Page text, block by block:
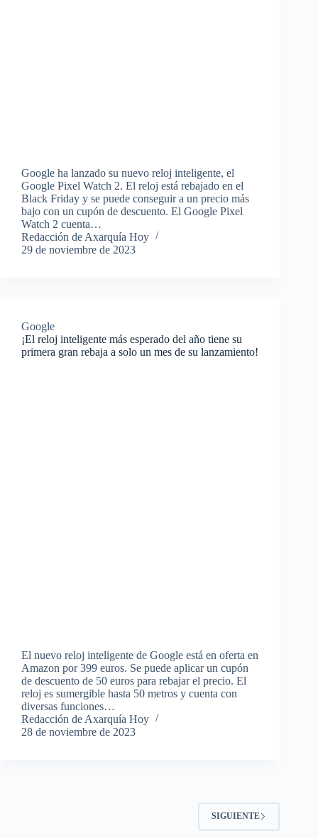
Google ha lanzado su nuevo reloj inteligente, el
Google Pixel Watch 2. El reloj está rebajado en el
Black Friday y se puede conseguir a un precio más
bajo con un cupón de descuento. El Google Pixel
Watch 2 cuenta…
Redacción de Axarquía Hoy
29 de noviembre de 2023
Google
¡El reloj inteligente más esperado del año tiene su
primera gran rebaja a solo un mes de su lanzamiento!
El nuevo reloj inteligente de Google está en oferta en
Amazon por 399 euros. Se puede aplicar un cupón
de descuento de 50 euros para rebajar el precio. El
reloj es sumergible hasta 50 metros y cuenta con
diversas funciones…
Redacción de Axarquía Hoy
28 de noviembre de 2023
SIGUIENTE